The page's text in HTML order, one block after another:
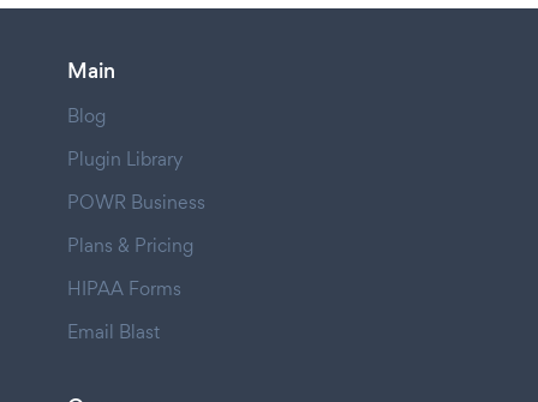
Main
Blog
Plugin Library
POWR Business
Plans & Pricing
HIPAA Forms
Email Blast